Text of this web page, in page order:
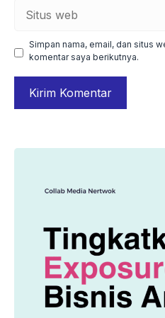
web
Simpan nama, email, dan situs
komentar saya berikutnya.